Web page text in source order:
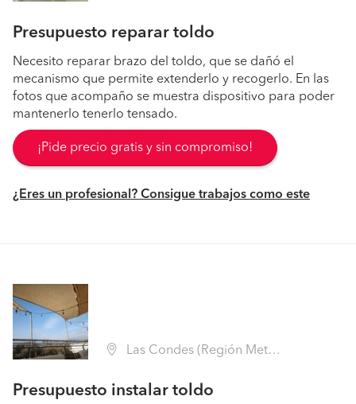
Presupuesto reparar toldo
Necesito reparar brazo del toldo, que se dañó el
mecanismo que permite extenderlo y recogerlo. En las
fotos que acompaño se muestra dispositivo para poder
mantenerlo tenerlo tensado.
¡Pide precio gratis y sin compromiso!
¿Eres un profesional? Consigue trabajos como este
Las Condes (Región Metropolitana - Santiago)
Presupuesto instalar toldo